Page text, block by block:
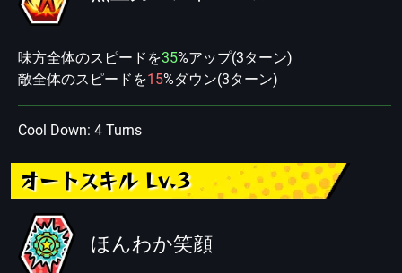
味方全体のスピードを35%アップ(3ターン)
敵全体のスピードを15%ダウン(3ターン)
Cool Down: 4 Turns
オートスキル Lv.3
ほんわか笑顔